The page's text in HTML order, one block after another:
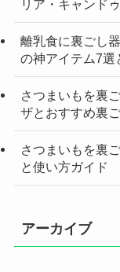
リア・キャンド
離乳食に裏ごし
の神アイテム7選
さつまいもを裏
ザとおすすめ裏
さつまいもを裏
と使い方ガイド
アーカイブ